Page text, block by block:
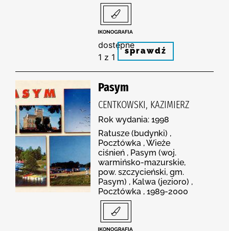
dostępne
1 z 1
sprawdź
Pasym
CENTKOWSKI, KAZIMIERZ
Rok wydania: 1998
Ratusze (budynki) ,
Pocztówka , Wieże
ciśnień , Pasym (woj.
warmińsko-mazurskie,
pow. szczycieński, gm.
Pasym) , Kalwa (jezioro) ,
Pocztówka , 1989-2000